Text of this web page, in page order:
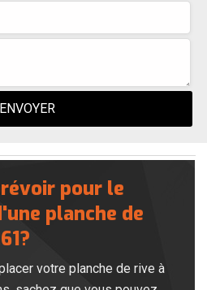
pour le
planche de
votre planche de rive à